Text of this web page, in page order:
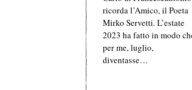
ricorda l’Amico, il Poeta
Mirko Servetti. L’estate
2023 ha fatto in modo
per me, luglio,
diventasse…